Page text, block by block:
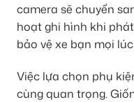
camera sẽ chuyển
hoạt ghi hình khi
bảo vệ xe bạn mọi
Việc lựa chọn phụ
cùng quan trọng.